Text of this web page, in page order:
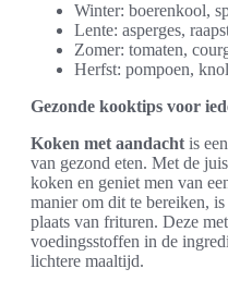
Winter: boerenkool,
Lente: asperges,
Zomer: tomaten,
Herfst: pompoen,
Gezonde kooktips voor
Koken met aandacht is
van gezond eten. Met de
koken en geniet men van
manier om dit te bereiken,
plaats van frituren. Deze
voedingsstoffen in de
lichtere maaltijd.